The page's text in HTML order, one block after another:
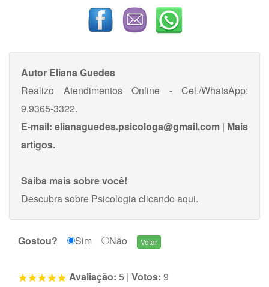
Autor Eliana Guedes
Realizo Atendimentos Online - Cel./WhatsApp:
9.9365-3322.
E-mail: elianaguedes.psicologa@gmail.com | Mais
artigos.
Saiba mais sobre você!
Descubra sobre Psicologiaclicando aqui.
Gostou? Sim Não
Avaliação: 5 | Votos: 9